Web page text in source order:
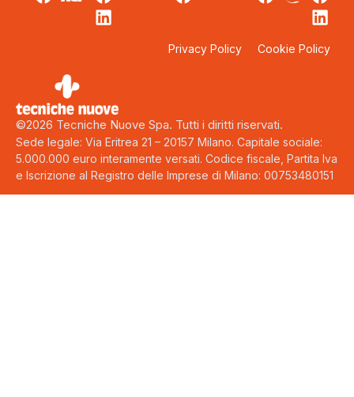
Privacy Policy Cookie Policy
©2026 Tecniche Nuove Spa. Tutti i diritti riservati.
Sede legale: Via Eritrea 21 – 20157 Milano. Capitale sociale:
5.000.000 euro interamente versati. Codice fiscale, Partita Iva
e Iscrizione al Registro delle Imprese di Milano: 00753480151